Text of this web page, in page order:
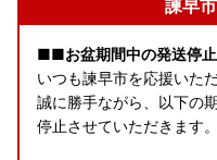
諫早
■■お盆期間中の発送停
いつも諫早市を応援いた
誠に勝手ながら、以下の
停止させていただきます。